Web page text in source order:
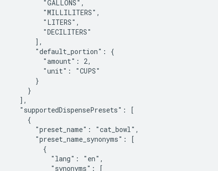
        "GALLONS",
        "MILLILITERS",
        "LITERS",
        "DECILITERS"
      ],
      "default_portion": {
        "amount": 2,
        "unit": "CUPS"
      }
    }
  ],
  "supportedDispensePresets": [
    {
      "preset_name": "cat_bowl",
      "preset_name_synonyms": [
        {
          "lang": "en",
          "synonyms": [